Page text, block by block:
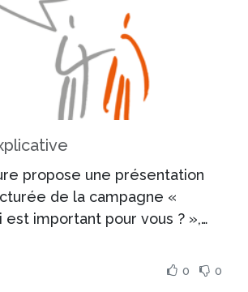
propose une présentation
de la campagne «
est important pour vous ? »,
Pensée comme un outil
0 0